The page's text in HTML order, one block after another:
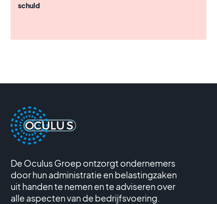
schuld
De Oculus Groep ontzorgt ondernemers
door hun administratie en belastingzaken
uit handen te nemen en te adviseren over
alle aspecten van de bedrijfsvoering.